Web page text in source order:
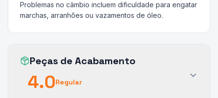
Problemas no câmbio incluem dificuldade para engatar
marchas, arranhões ou vazamentos de óleo.
Peças de Acabamento
4.0Regular